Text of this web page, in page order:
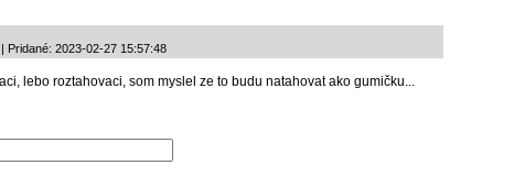
Pridané: 2023-02-27 15:57:48
lebo roztahovaci, som myslel ze to budu natahovat ako gumičku...